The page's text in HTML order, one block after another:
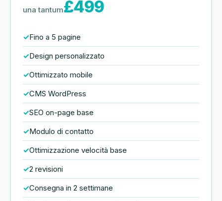
una tantum£499
Fino a 5 pagine
Design personalizzato
Ottimizzato mobile
CMS WordPress
SEO on-page base
Modulo di contatto
Ottimizzazione velocità base
2 revisioni
Consegna in 2 settimane